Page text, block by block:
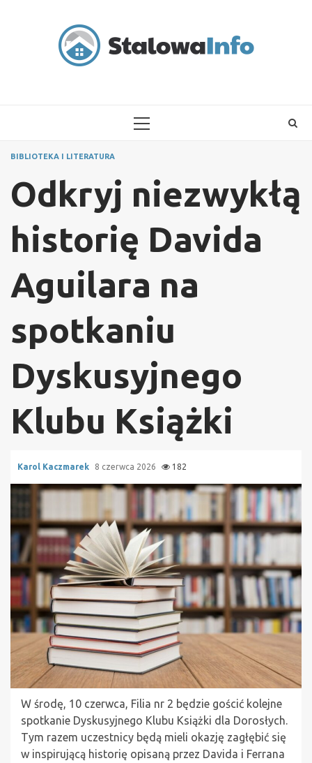
PRIMARY
BIBLIOTEKA I LITERATURA
Odkryj niezwykłą
historię Davida
Aguilara na
spotkaniu
Dyskusyjnego
Klubu Książki
Karol Kaczmarek 8 czerwca 2026 182
W środę, 10 czerwca, Filia nr 2 będzie gościć kolejne
spotkanie Dyskusyjnego Klubu Książki dla Dorosłych.
Tym razem uczestnicy będą mieli okazję zagłębić się
w inspirującą historię opisaną przez Davida i Ferrana